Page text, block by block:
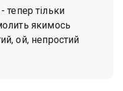
тепер тільки
якимось
ой, непростий